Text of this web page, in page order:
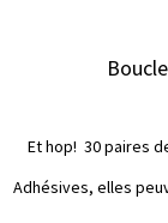
Et hop! 30 paires
Adhésives, elles